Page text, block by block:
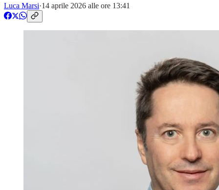
Luca Marsi·14 aprile 2026 alle ore 13:41